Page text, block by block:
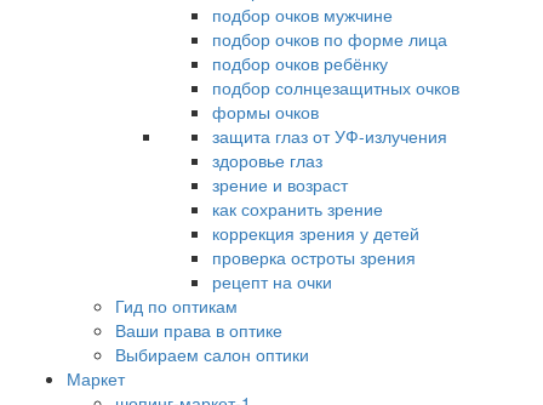
подбор очков мужчине
подбор очков по форме лица
подбор очков ребёнку
подбор солнцезащитных очков
формы очков
защита глаз от УФ-излучения
здоровье глаз
зрение и возраст
как сохранить зрение
коррекция зрения у детей
проверка остроты зрения
рецепт на очки
Гид по оптикам
Ваши права в оптике
Выбираем салон оптики
Маркет